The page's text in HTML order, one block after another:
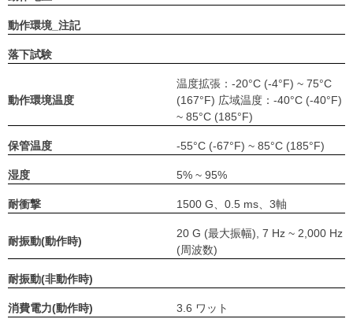
動作環境_注記
落下試験
動作環境温度
温度拡張：-20°C (-4°F) ~ 75°C
(167°F) 広域温度：-40°C (-40°F)
~ 85°C (185°F)
保管温度 -55°C (-67°F) ~ 85°C (185°F)
湿度 5% ~ 95%
耐衝撃 1500 G、0.5 ms、3軸
耐振動(動作時)
20 G (最大振幅), 7 Hz ~ 2,000 Hz
(周波数)
耐振動(非動作時)
消費電力(動作時) 3.6 ワット